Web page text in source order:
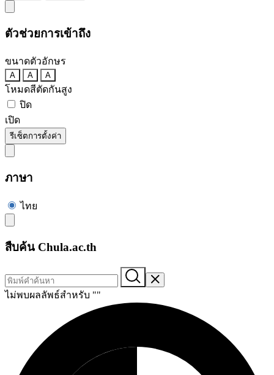
ตัวช่วยการเข้าถึง
ขนาดตัวอักษร
A A A
โหมดสีตัดกันสูง
ปิด
เปิด
รีเซ็ตการตั้งค่า
ภาษา
ไทย
สืบค้น Chula.ac.th
ไม่พบผลลัพธ์สำหรับ ""